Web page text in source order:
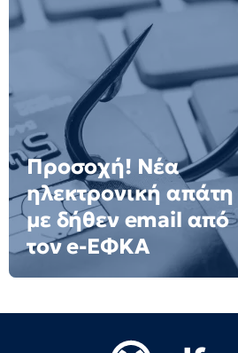
Προσοχή! Νέα
ηλεκτρονική απάτη
με δήθεν email από
τον e-ΕΦΚΑ